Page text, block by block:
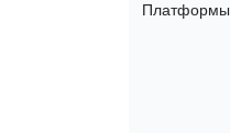
Платформы